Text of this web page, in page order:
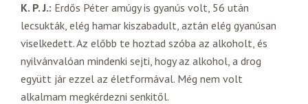
K. P. J.: Erdős Péter amúgy is gyanús volt, 56 után
lecsukták, elég hamar kiszabadult, aztán elég gyanúsan
viselkedett. Az előbb te hoztad szóba az alkoholt, és
nyilvánvalóan mindenki sejti, hogy az alkohol, a drog
együtt jár ezzel az életformával. Még nem volt
alkalmam megkérdezni senkitől.